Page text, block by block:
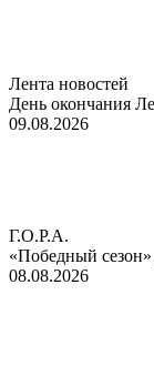
Лента новостей
День окончания
09.08.2026
Г.О.Р.А.
«Победный
08.08.2026